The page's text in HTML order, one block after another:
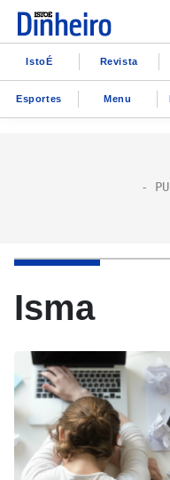
IstoÉ Revista
Esportes Menu
Isma